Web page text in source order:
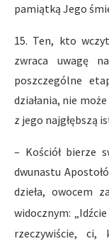
pamiątką Jego
15. Ten, kto
zwraca uwagę
poszczególne
działania, nie
z jego najgłębszą
– Kościół bierze
dwunastu
dzieła, owocem
widocznym:
rzeczywiście,